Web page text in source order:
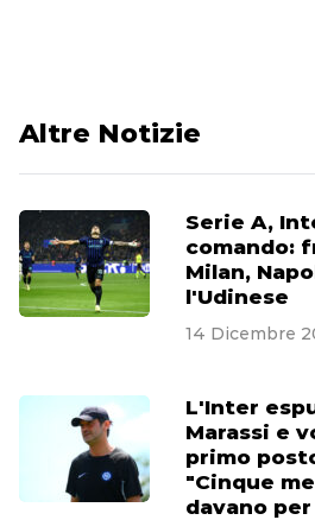
Altre Notizie
Serie A,
comando:
Milan,
l'Udinese
14 Dicembre
L'Inter
Marassi e
primo
"Cinque
davano